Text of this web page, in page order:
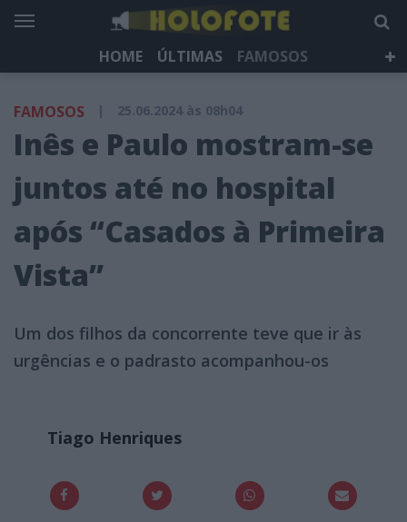
HOME ÚLTIMAS
FAMOSOS
HOLOFOTE TV
NEWSLETTER
FAMOSOS | 25.06.2024 às 08h04
Inês e Paulo mostram-se
juntos até no hospital
após “Casados à Primeira
Vista”
Um dos filhos da concorrente teve que ir às
urgências e o padrasto acompanhou-os
Tiago Henriques